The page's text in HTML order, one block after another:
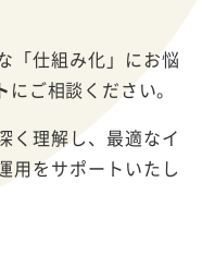
「仕組み化」にお悩
にご相談ください。
く理解し、最適なイ
用をサポートいたし